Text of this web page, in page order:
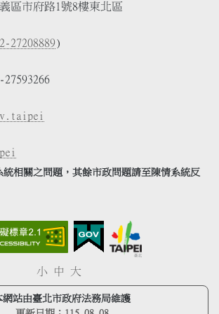
區市府路1號8樓東北區
27208889)
27593266
統相關之問題，其餘市政問題請至陳情系統反
小 中 大
網站由臺北市政府法務局維護